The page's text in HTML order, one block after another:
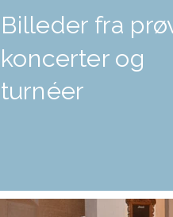
Billeder fra
koncerter og
turnéer